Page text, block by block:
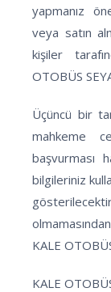
yapmanız
veya satın
kişiler
OTOBÜS
Üçüncü bir
mahkeme
başvurması
bilgileriniz
KALE
KALE